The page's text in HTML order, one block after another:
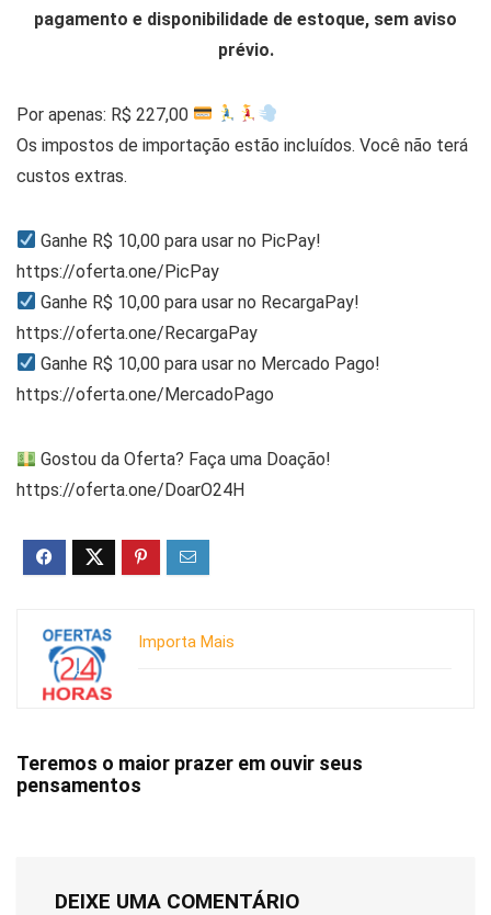
pagamento e disponibilidade de estoque, sem aviso
prévio.
Por apenas: R$ 227,00
Os impostos de importação estão incluídos. Você não terá
custos extras.
Ganhe R$ 10,00 para usar no PicPay!
https://oferta.one/PicPay
Ganhe R$ 10,00 para usar no RecargaPay!
https://oferta.one/RecargaPay
Ganhe R$ 10,00 para usar no Mercado Pago!
https://oferta.one/MercadoPago
Gostou da Oferta? Faça uma Doação!
https://oferta.one/DoarO24H
Importa Mais
Teremos o maior prazer em ouvir seus
pensamentos
DEIXE UMA COMENTÁRIO